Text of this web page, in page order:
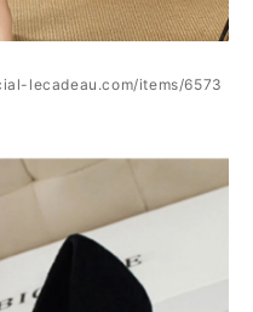
lecadeau.com/items/6573